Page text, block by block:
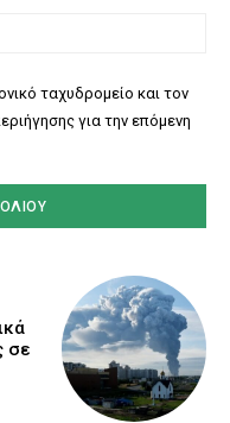
ταχυδρομείο και τον
για την επόμενη
σε